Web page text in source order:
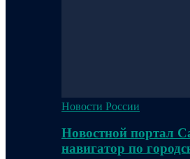
Новости России
Новостной портал
навигатор по